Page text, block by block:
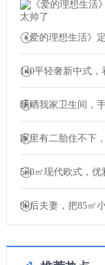
《爱的理想生活》
140平轻奢新中式
晒晒我家卫生间，
家里有二胎住不下
530㎡现代欧式，
90后夫妻，把85㎡